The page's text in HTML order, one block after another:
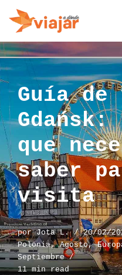
Saltar
al
contenido
Guía
que
saber
visita
porJota L.
20/02/
Polonia,Agosto,
Septiembre
11 min read